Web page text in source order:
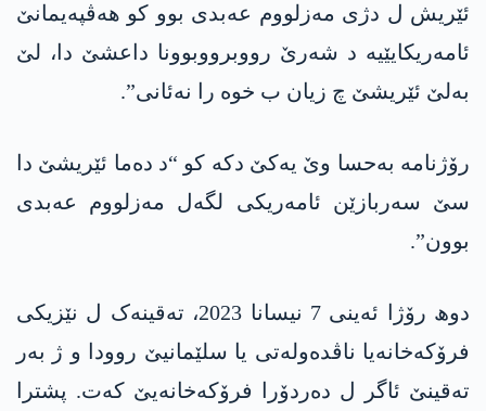
ئێریش ل دژی مەزلووم عەبدی بوو کو ھەڤپەیمانێ
ئامەریکایێیە د شەرێ رووبرووبوونا داعشێ دا، لێ
بەلێ ئێریشێ چ زیان ب خوە را نەئانی”.
رۆژنامە بەحسا وێ یەکێ دکە کو “د دەما ئێریشێ دا
سێ سەربازێن ئامەریکی لگەل مەزلووم عەبدی
بوون”.
دوھ رۆژا ئەینی 7 نیسانا 2023، تەقینەک ل نێزیکی
فرۆکەخانەیا ناڤدەولەتی یا سلێمانیێ روودا و ژ بەر
تەقینێ ئاگر ل دەردۆرا فرۆکەخانەیێ کەت. پشترا